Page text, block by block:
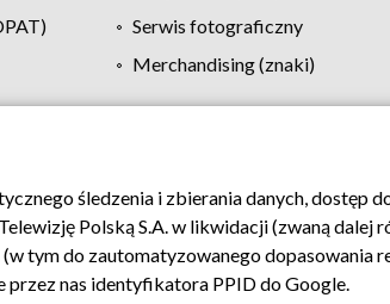
Serwis fotograficzny
Merchandising (znaki)
Pomoc Biuro reklamy Kontakt
śledzenia i zbierania danych, dostęp
Polską S.A. w likwidacji (zwaną dalej
tym do zautomatyzowanego dopasowania
przez nas identyfikatora PPID do Google.